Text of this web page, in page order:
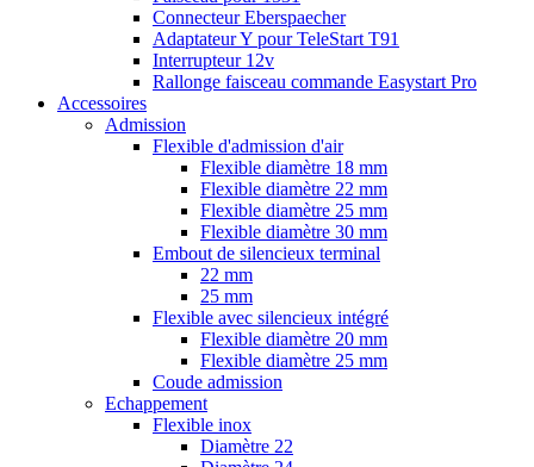
Connecteur Eberspaecher
Adaptateur Y pour TeleStart T91
Interrupteur 12v
Rallonge faisceau commande Easystart Pro
Accessoires
Admission
Flexible d'admission d'air
Flexible diamètre 18 mm
Flexible diamètre 22 mm
Flexible diamètre 25 mm
Flexible diamètre 30 mm
Embout de silencieux terminal
22 mm
25 mm
Flexible avec silencieux intégré
Flexible diamètre 20 mm
Flexible diamètre 25 mm
Coude admission
Echappement
Flexible inox
Diamètre 22